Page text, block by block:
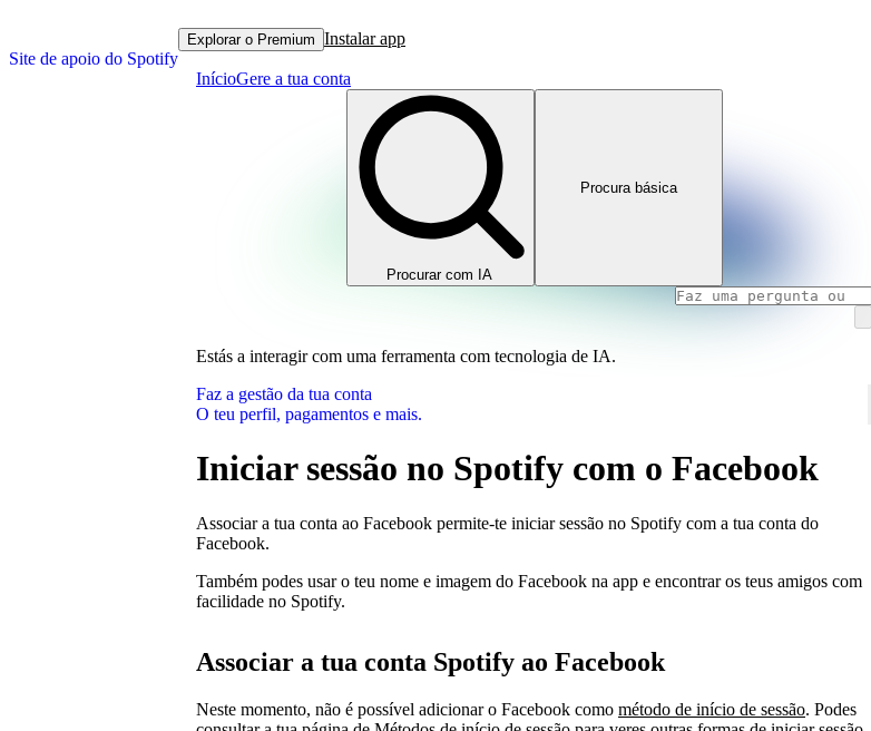
Site de apoio do Spotify
Explorar o Premium Instalar app
InícioGere a tua conta
Procurar com IA
Procura básica
Estás a interagir com uma ferramenta com tecnologia de IA.
Faz a gestão da tua conta
O teu perfil, pagamentos e mais.
Iniciar sessão no Spotify com o Facebook
Associar a tua conta ao Facebook permite-te iniciar sessão no Spotify com a tua conta do
Facebook.
Também podes usar o teu nome e imagem do Facebook na app e encontrar os teus amigos com
facilidade no Spotify.
Associar a tua conta Spotify ao Facebook
Neste momento, não é possível adicionar o Facebook como método de início de sessão. Podes